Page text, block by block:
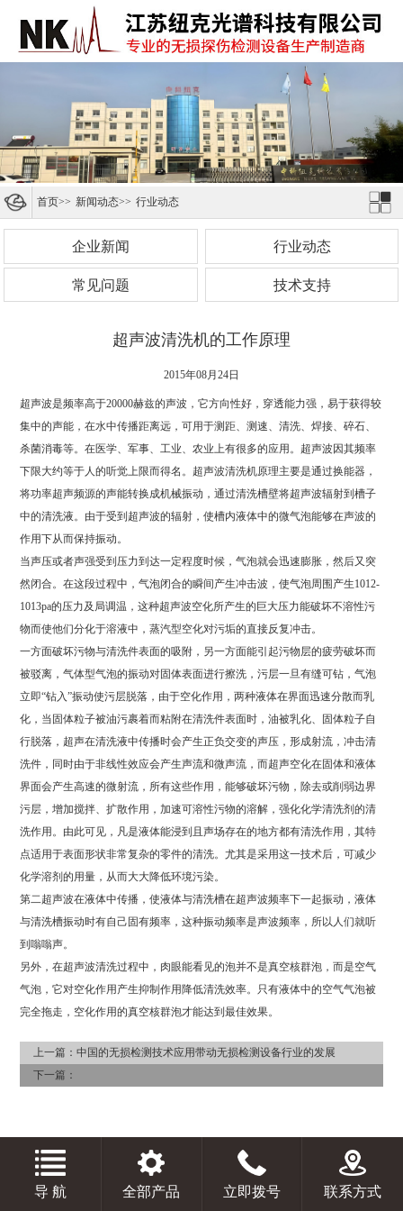
首页>> 新闻动态>> 行业动态
企业新闻 行业动态
常见问题 技术支持
超声波清洗机的工作原理
2015年08月24日
超声波是频率高于20000赫兹的声波，它方向性好，穿透能力强，易于获得较
集中的声能，在水中传播距离远，可用于测距、测速、清洗、焊接、碎石、
杀菌消毒等。在医学、军事、工业、农业上有很多的应用。超声波因其频率
下限大约等于人的听觉上限而得名。超声波清洗机原理主要是通过换能器，
将功率超声频源的声能转换成机械振动，通过清洗槽壁将超声波辐射到槽子
中的清洗液。由于受到超声波的辐射，使槽内液体中的微气泡能够在声波的
作用下从而保持振动。
当声压或者声强受到压力到达一定程度时候，气泡就会迅速膨胀，然后又突
然闭合。在这段过程中，气泡闭合的瞬间产生冲击波，使气泡周围产生1012-
1013pa的压力及局调温，这种超声波空化所产生的巨大压力能破坏不溶性污
物而使他们分化于溶液中，蒸汽型空化对污垢的直接反复冲击。
一方面破坏污物与清洗件表面的吸附，另一方面能引起污物层的疲劳破坏而
被驳离，气体型气泡的振动对固体表面进行擦洗，污层一旦有缝可钻，气泡
立即“钻入”振动使污层脱落，由于空化作用，两种液体在界面迅速分散而乳
化，当固体粒子被油污裹着而粘附在清洗件表面时，油被乳化、固体粒子自
行脱落，超声在清洗液中传播时会产生正负交变的声压，形成射流，冲击清
洗件，同时由于非线性效应会产生声流和微声流，而超声空化在固体和液体
界面会产生高速的微射流，所有这些作用，能够破坏污物，除去或削弱边界
污层，增加搅拌、扩散作用，加速可溶性污物的溶解，强化化学清洗剂的清
洗作用。由此可见，凡是液体能浸到且声场存在的地方都有清洗作用，其特
点适用于表面形状非常复杂的零件的清洗。尤其是采用这一技术后，可减少
化学溶剂的用量，从而大大降低环境污染。
第二超声波在液体中传播，使液体与清洗槽在超声波频率下一起振动，液体
与清洗槽振动时有自己固有频率，这种振动频率是声波频率，所以人们就听
到嗡嗡声。
另外，在超声波清洗过程中，肉眼能看见的泡并不是真空核群泡，而是空气
气泡，它对空化作用产生抑制作用降低清洗效率。只有液体中的空气气泡被
完全拖走，空化作用的真空核群泡才能达到最佳效果。
上一篇：中国的无损检测技术应用带动无损检测设备行业的发展
下一篇：
导 航 全部产品 立即拨号 联系方式